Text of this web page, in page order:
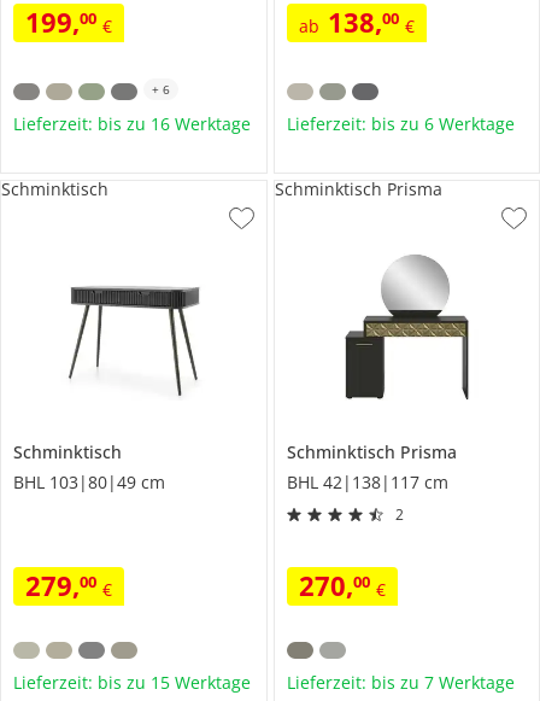
199,00 €
+ 6
Lieferzeit: bis zu 16 Werktage
ab 138,00 €
Lieferzeit: bis zu 6 Werktage
Schminktisch
BHL 103|80|49 cm
279,00 €
Schminktisch
Lieferzeit: bis zu 15 Werktage
Schminktisch Prisma
BHL 42|138|117 cm
2
270,00 €
Schminktisch Prisma
Lieferzeit: bis zu 7 Werktage